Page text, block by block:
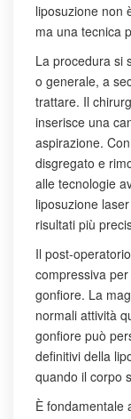
liposuzione non
ma una tecnica
La procedura si
o generale, a
trattare. Il
inserisce una
aspirazione.
disgregato e
alle tecnologie
liposuzione
risultati più
Il post-
compressiva
gonfiore. La
normali attività
gonfiore può
definitivi della
quando il corpo
È fondamentale